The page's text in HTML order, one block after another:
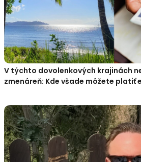
V týchto dovolenkových krajinách
zmenáreň: Kde všade môžete platiť